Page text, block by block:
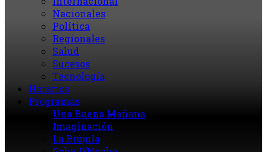
Nacionales
Política
Regionales
Salud
Sucesos
Tecnología
Horarios
Programas
Una Buena Mañana
Imaginación
La Brújula